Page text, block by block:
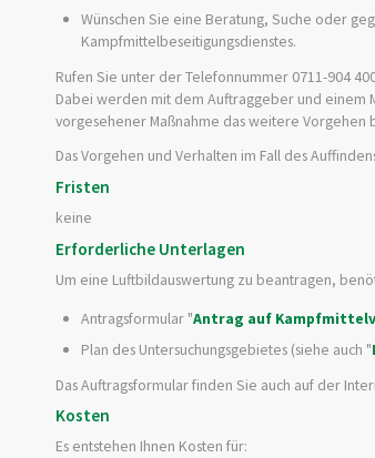
Wünschen Sie eine Beratung, Suche oder
Kampfmittelbeseitigungsdienstes.
Rufen Sie unter der Telefonnummer 0711-904
Dabei werden mit dem Auftraggeber und einem
vorgesehener Maßnahme das weitere Vorgehen
Das Vorgehen und Verhalten im Fall des
Fristen
keine
Erforderliche Unterlagen
Um eine Luftbildauswertung zu beantragen,
Antragsformular "Antrag auf
Plan des Untersuchungsgebietes (siehe auch "
Das Auftragsformular finden Sie auch auf der
Kosten
Es entstehen Ihnen Kosten für: